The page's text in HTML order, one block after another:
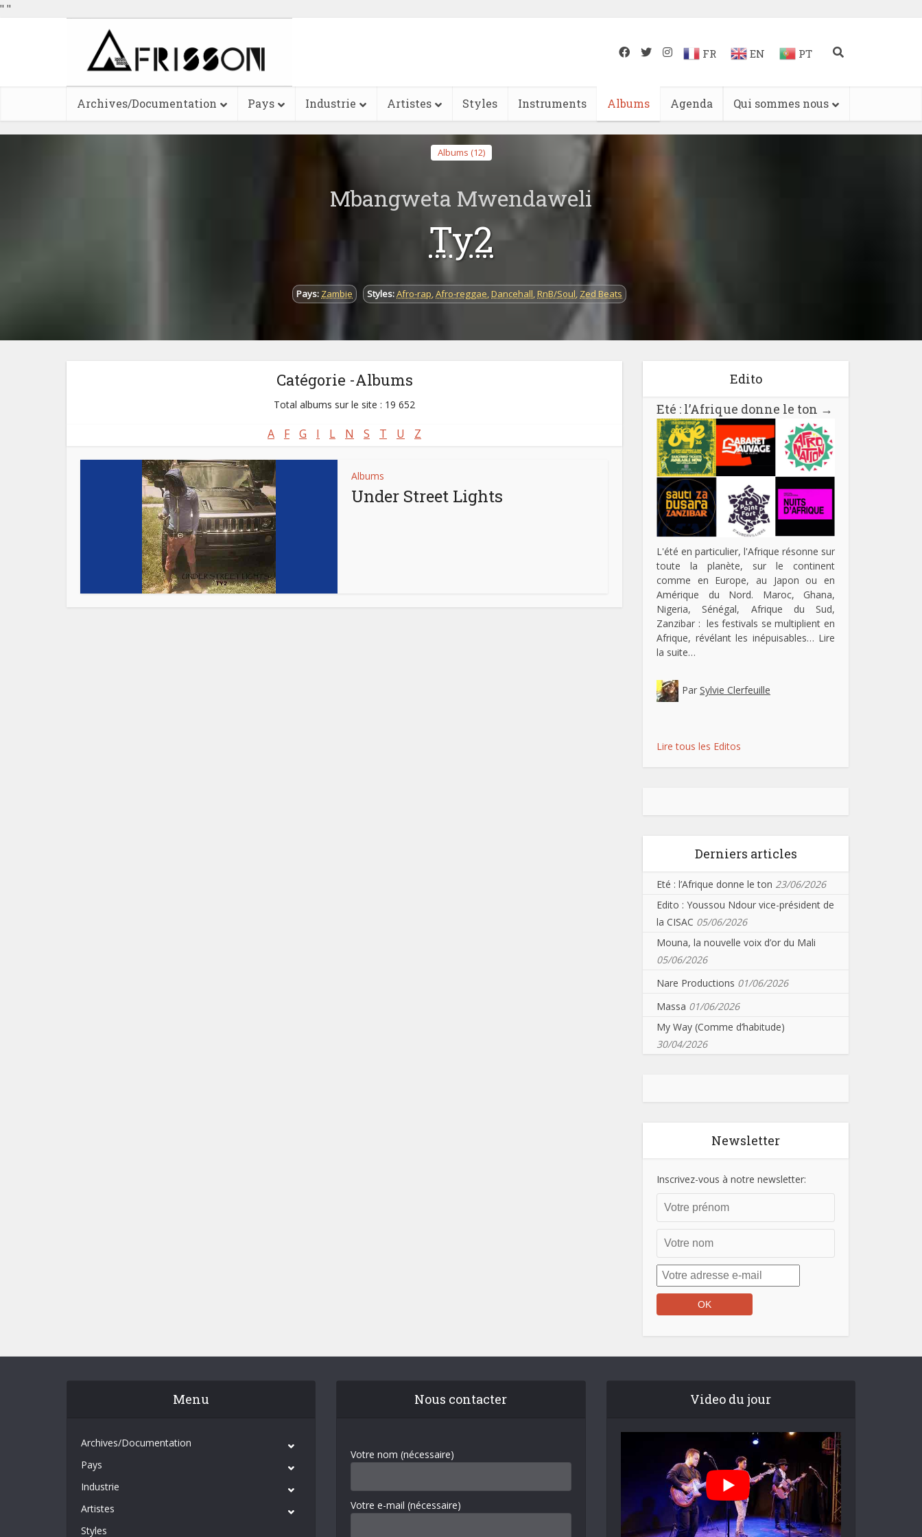
" "
FR EN PT
Archives/Documentation Pays Industrie Artistes Styles Instruments Albums Agenda Qui sommes nous
Albums (12)
Mbangweta Mwendaweli
Ty2
Pays: Zambie Styles:Afro-rap,Afro-reggae,Dancehall,RnB/Soul, Zed Beats
Catégorie -Albums
Total albums sur le site : 19 652
A F G I L N S T U Z
Albums
Under Street Lights
Edito
Eté : l’Afrique donne le ton →
L'été en particulier, l'Afrique résonne sur
toute la planète, sur le continent
comme en Europe, au Japon ou en
Amérique du Nord. Maroc, Ghana,
Nigeria, Sénégal, Afrique du Sud,
Zanzibar : les festivals se multiplient en
Afrique, révélant les inépuisables… Lire
la suite…
Par Sylvie Clerfeuille
Lire tous les Editos
Derniers articles
Eté : l’Afrique donne le ton 23/06/2026
Edito : Youssou Ndour vice-président de
la CISAC 05/06/2026
Mouna, la nouvelle voix d’or du Mali
05/06/2026
Nare Productions 01/06/2026
Massa 01/06/2026
My Way (Comme d’habitude)
30/04/2026
Newsletter
Inscrivez-vous à notre newsletter:
Menu
Archives/Documentation
Pays
Industrie
Artistes
Styles
Nous contacter
Votre nom (nécessaire)
Votre e-mail (nécessaire)
Video du jour